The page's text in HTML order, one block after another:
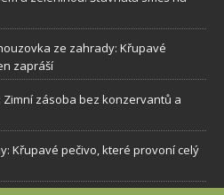
ze zahrady: Křupavé
zapráší
zásoba bez konzervantů a
Křupavé pečivo, které provoní celý